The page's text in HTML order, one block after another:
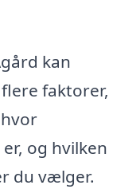
kan
faktorer,
og hvilken
du vælger.